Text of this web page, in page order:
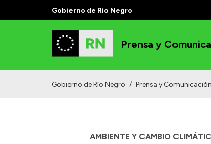
Gobierno de Río Negro
Prensa y
Gobierno de Río Negro / Prensa y Comunicación
AMBIENTE Y CAMBIO